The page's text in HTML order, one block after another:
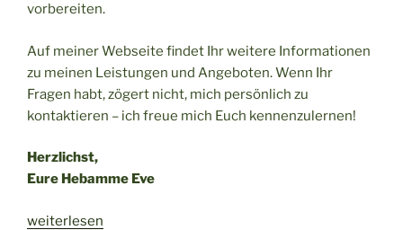
vorbereiten.
Auf meiner Webseite findet Ihr weitere Informationen
zu meinen Leistungen und Angeboten. Wenn Ihr
Fragen habt, zögert nicht, mich persönlich zu
kontaktieren – ich freue mich Euch kennenzulernen!
Herzlichst,
Eure Hebamme Eve
„In
weiterlesen